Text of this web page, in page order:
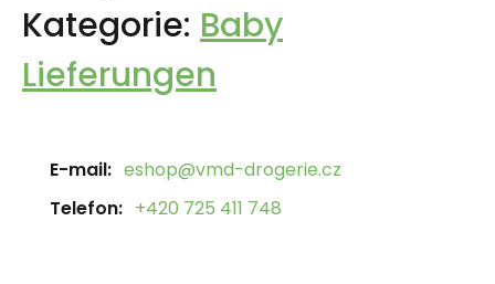
Kategorie: Baby
Lieferungen
E-mail: eshop@vmd-drogerie.cz
Telefon: +420 725 411 748